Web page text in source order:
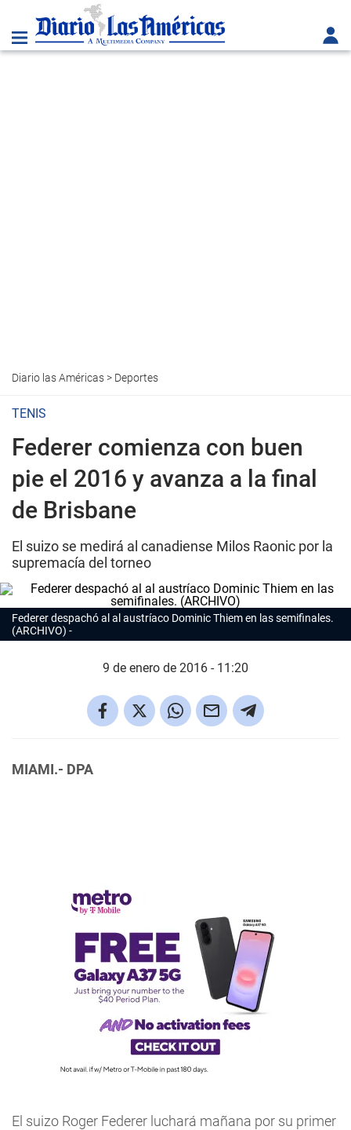
Diario las Américas> Deportes
TENIS
Federer comienza con buen
pie el 2016 y avanza a la final
de Brisbane
El suizo se medirá al canadiense Milos Raonic por la
supremacía del torneo
Federer despachó al al austríaco Dominic Thiem en las semifinales.
(ARCHIVO)
9 de enero de 2016 - 11:20
MIAMI.- DPA
El suizo Roger Federer luchará mañana por su primer